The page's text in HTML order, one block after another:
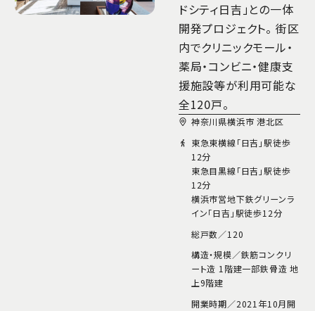
ドシティ日吉」との一体
開発プロジェクト。 街区
内でクリニックモール・
薬局・コンビニ・健康支
援施設等が利用可能な
全120戸。
神奈川県横浜市 港北区
東急東横線「日吉」駅徒歩
12分
東急目黒線「日吉」駅徒歩
12分
横浜市営地下鉄グリーンラ
イン「日吉」駅徒歩12分
総戸数／120
構造・規模／鉄筋コンクリ
ート造 1階建一部鉄骨造 地
上9階建
開業時期／2021年10月開